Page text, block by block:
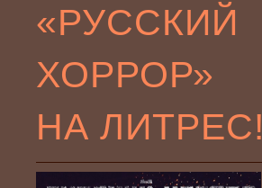
«РУССКИЙ
ХОРРОР»
НА ЛИТРЕС!